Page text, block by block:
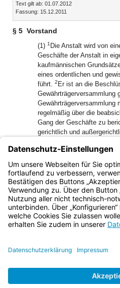
Text gilt ab: 01.07.2012
Fassung: 15.12.2011
§ 5 Vorstand
(1) 1 Die Anstalt wird von
Geschäfte der Anstalt in
kaufmännischen
eines ordentlichen und
führt. 2 Er ist an die
Gewährträgerversammlung
Gewährträgerversammlung
regelmäßig über die
Gang der Geschäfte zu
gerichtlich und
(2) § 93 Abs. 1, Abs. 2
Aktiengesetzes ist in Bezug
anzuwenden.
Bayern.de
BayernPortal
Impressum